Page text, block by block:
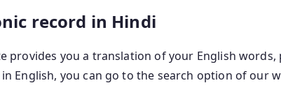
record in Hindi
provides you a translation of your English words,
English, you can go to the search option of our